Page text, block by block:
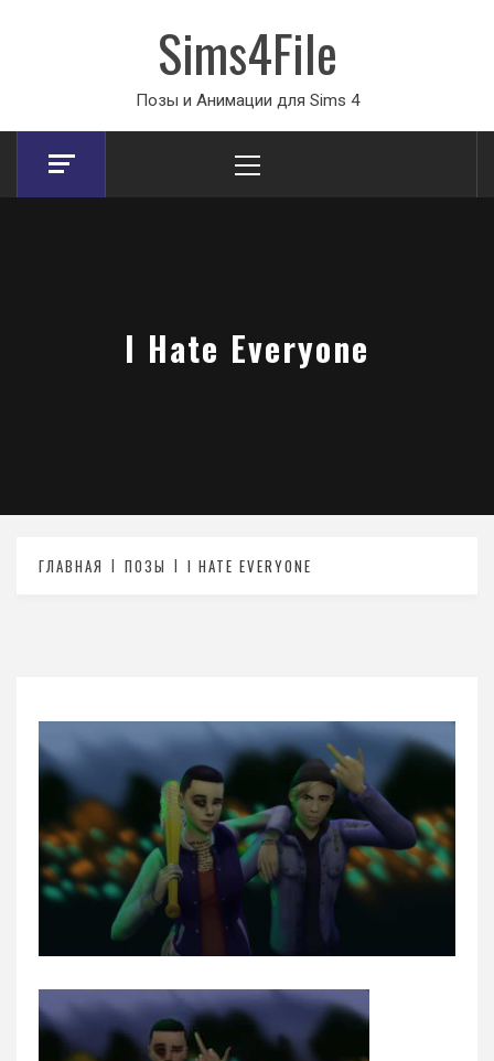
Sims4File
Позы и Анимации для Sims 4
Menu
I Hate Everyone
ГЛАВНАЯ ПОЗЫ I HATE EVERYONE